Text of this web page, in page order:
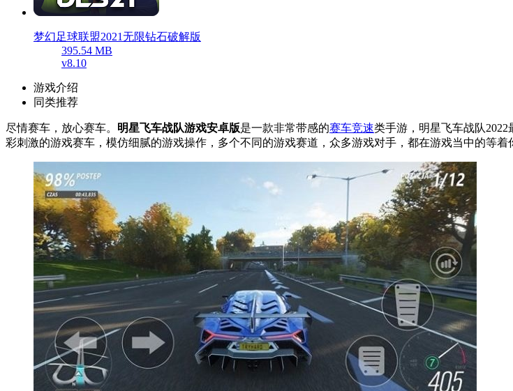
梦幻足球联盟2021无限钻石破解版
395.54 MB
v8.10
游戏介绍
同类推荐
尽情赛车，放心赛车。 明星飞车战队游戏安卓版是一款非常带感的赛车竞速类手游，明星飞车战队
彩刺激的游戏赛车，模仿细腻的游戏操作，多个不同的游戏赛道，众多游戏对手，都在游戏当中的等着